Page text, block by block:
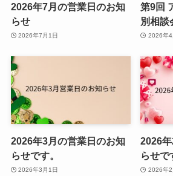
2026年7月の営業日のお知
らせ
2026年7月1日
第9回
別相談
2026年4
2026年3月の営業日のお知
らせです。
2026年3月1日
2026
らせで
2026年2